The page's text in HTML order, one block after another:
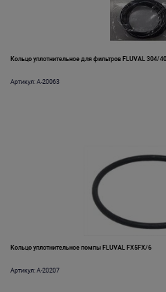
Кольцо уплотнительное для фильтров FLUVAL 304/
Артикул: A-20063
Кольцо уплотнительное помпы FLUVAL FX5FX/6
Артикул: A-20207